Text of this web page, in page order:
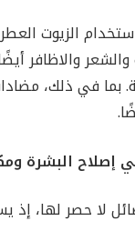
الزيوت
والشعر والاظافر
بما في ذلك،
إصلاح البشرة
لا حصر لها،